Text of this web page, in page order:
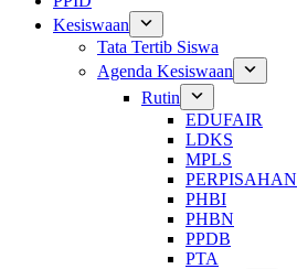
Kesiswaan
Tata Tertib Siswa
Agenda Kesiswaan
Rutin
EDUFAIR
LDKS
MPLS
PERPISAHAN
PHBI
PHBN
PPDB
PTA